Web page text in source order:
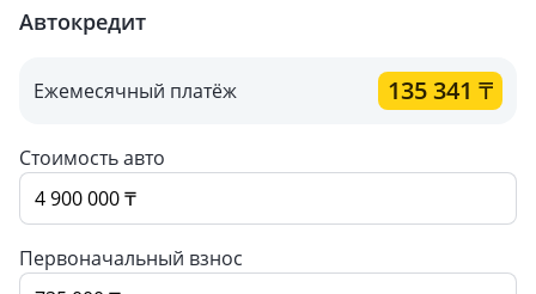
Автокредит
Ежемесячный платёж 135 341 ₸
Стоимость авто
Первоначальный взнос